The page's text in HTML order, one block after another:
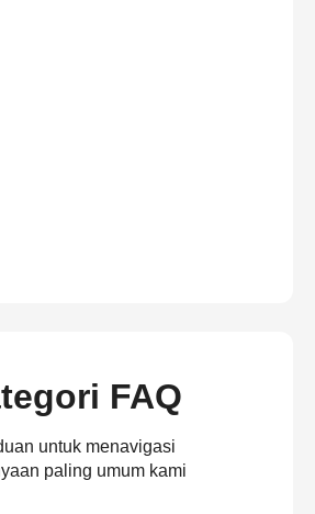
FAQ
untuk menavigasi
paling umum kami